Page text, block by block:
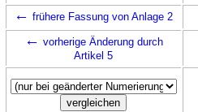
← frühere Fassung von Anlage 2
← vorherige Änderung durch
Artikel 5